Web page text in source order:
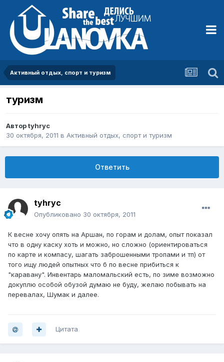
Активный отдых, спорт и туризм
туризм
Авторtyhryc
30 октября, 2011 в Активный отдых, спорт и туризм
Ответить
tyhryc
Опубликовано 30 октября, 2011
К весне хочу опять на Аршан, по горам и долам, опыт показал
что в одну каску хоть и можно, но сложно (ориентироваться
по карте и компасу, шагать заброшенными тропами и тп) от
того ищу людей опытных что б по весне прибиться к
"каравану". Инвентарь маломальский есть, по зиме возможно
докуплю особой обузой думаю не буду, желаю побывать на
перевалах, Шумак и далее.
Цитата